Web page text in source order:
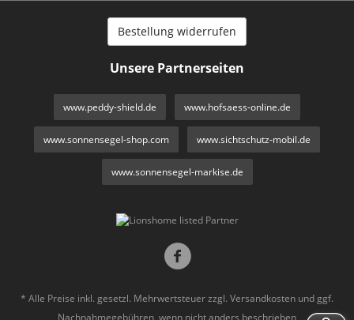
Bestellung widerrufen
Unsere Partnerseiten
www.peddy-shield.de www.hofsaess-online.de
www.sonnensegel-shop.com www.sichtschutz-mobil.de
www.sonnensegel-markise.de
* Alle Preise inkl. gesetzl. Mehrwertsteuer zzgl. Versandkosten und ggf.